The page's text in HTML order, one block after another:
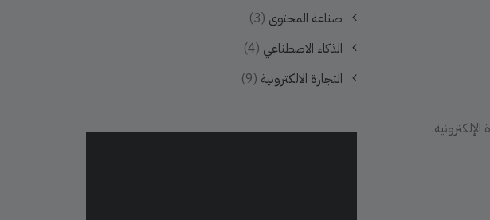
صناعة المحتوى (3)
الذكاء الاصطناعي (4)
التجارة الالكترونية (9)